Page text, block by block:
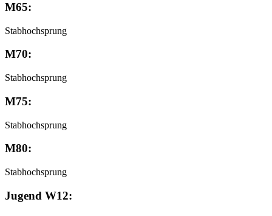
M65:
Stabhochsprung
M70:
Stabhochsprung
M75:
Stabhochsprung
M80:
Stabhochsprung
Jugend W12: